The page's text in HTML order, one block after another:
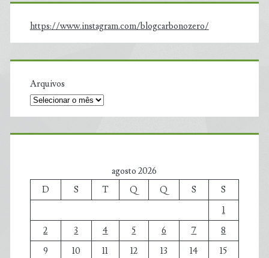
https://www.instagram.com/blogcarbonozero/
Arquivos
agosto 2026
D
S T Q Q S
S
1
2
3 4 5 6 7
8
9
10 11 12 13 14
15